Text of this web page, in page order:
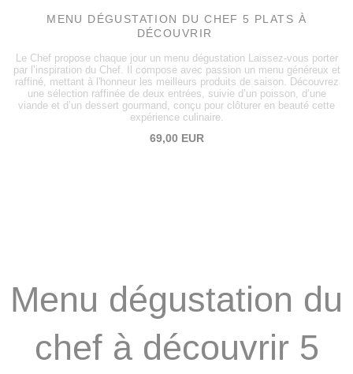
MENU DÉGUSTATION DU CHEF 5 PLATS À
DÉCOUVRIR
Le Chef propose chaque jour un menu dégustation Laissez-vous porter
par l’inspiration du Chef. Il compose avec passion un menu généreux et
raffiné, mettant à l'honneur les meilleurs produits de saison. Découvrez
une sélection raffinée de deux entrées, suivie d’un poisson, d’une
viande et d’un dessert gourmand, conçu pour clôturer en beauté cette
expérience culinaire.
69,00 EUR
Menu dégustation du
chef à découvrir 5